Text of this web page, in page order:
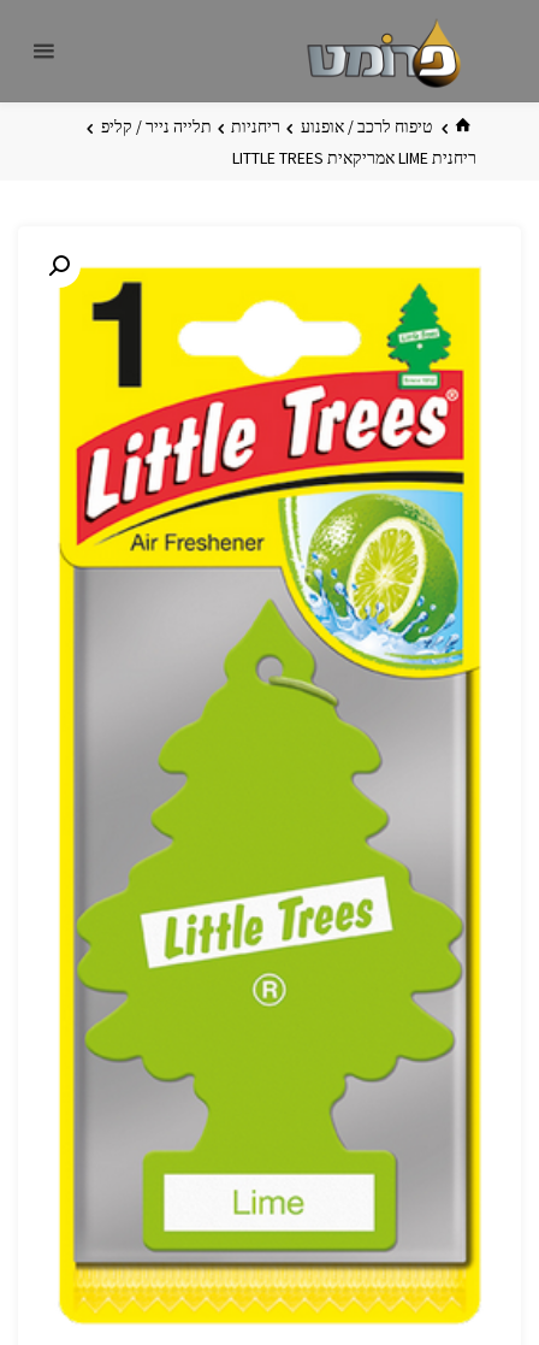
בית טיפוח לרכב / אופנוע ריחניות
תלייה נייר / קליפ
ריחנית LIME אמריקאית LITTLE TREES